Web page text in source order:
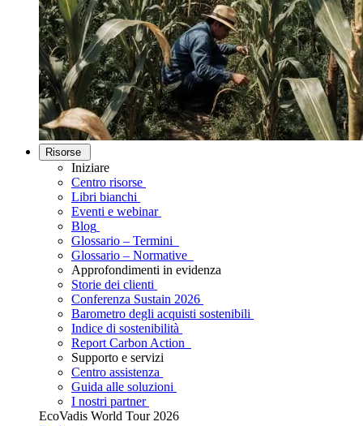
Risorse
Iniziare
Centro risorse
Libri bianchi
Eventi e webinar
Blog
Glossario – Termini
Glossario – Normative
Approfondimenti in evidenza
Storie dei clienti
Conferenza Sustain 2026
Barometro degli acquisti sostenibili
Indice di sostenibilità
Report Carbon Action
Supporto e servizi
Centro assistenza
Guida alle soluzioni
I nostri partner
EcoVadis World Tour 2026